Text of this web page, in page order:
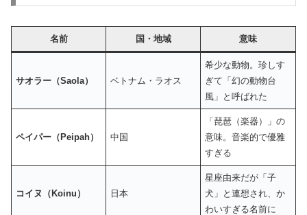
名前 国・地域 意味
サオラー（Saola） ベトナム・ラオス
希少な動物。珍しす
ぎて「幻の動物台
風」と呼ばれた
ペイパー（Peipah） 中国
「琵琶（楽器）」の
意味。音楽的で優雅
すぎる
コイヌ（Koinu） 日本
星座由来だが「子
犬」と連想され、か
わいすぎる名前に